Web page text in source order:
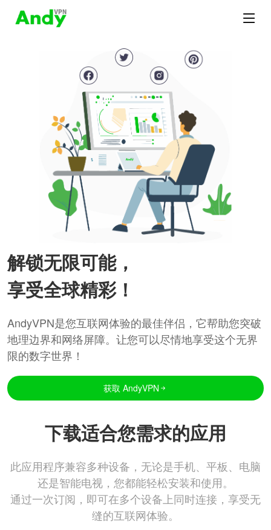
解锁无限可能，
享受全球精彩！
AndyVPN是您互联网体验的最佳伴侣，它帮助您突破
地理边界和网络屏障。让您可以尽情地享受这个无界
限的数字世界！
获取 AndyVPN
下载适合您需求的应用
此应用程序兼容多种设备，无论是手机、平板、电脑
还是智能电视，您都能轻松安装和使用。
通过一次订阅，即可在多个设备上同时连接，享受无
缝的互联网体验。